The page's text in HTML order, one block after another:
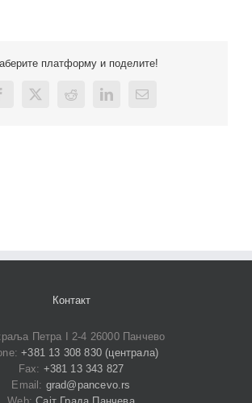
платформу и поделите!
X Reddit LinkedInEmail
Контакт
Петра I 2-4 26000 Панчево
+381 13 308 830 (централа)
Fax: +381 13 343 827
Email: grad@pancevo.rs